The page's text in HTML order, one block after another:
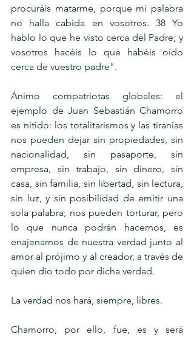
procuráis matarme, porque mi palabra
no halla cabida en vosotros. 38 Yo
hablo lo que he visto cerca del Padre; y
vosotros hacéis lo que habéis oído
cerca de vuestro padre".
Ánimo compatriotas globales: el
ejemplo de Juan Sebastián Chamorro
es nítido: los totalitarismos y las tiranías
nos pueden dejar sin propiedades, sin
nacionalidad, sin pasaporte, sin
empresa, sin trabajo, sin dinero, sin
casa, sin familia, sin libertad, sin lectura,
sin luz, y sin posibilidad de emitir una
sola palabra; nos pueden torturar, pero
lo que nunca podrán hacernos, es
enajenarnos de nuestra verdad junto al
amor al prójimo y al creador, a través de
quien dio todo por dicha verdad.
La verdad nos hará, siempre, libres.
Chamorro, por ello, fue, es y será